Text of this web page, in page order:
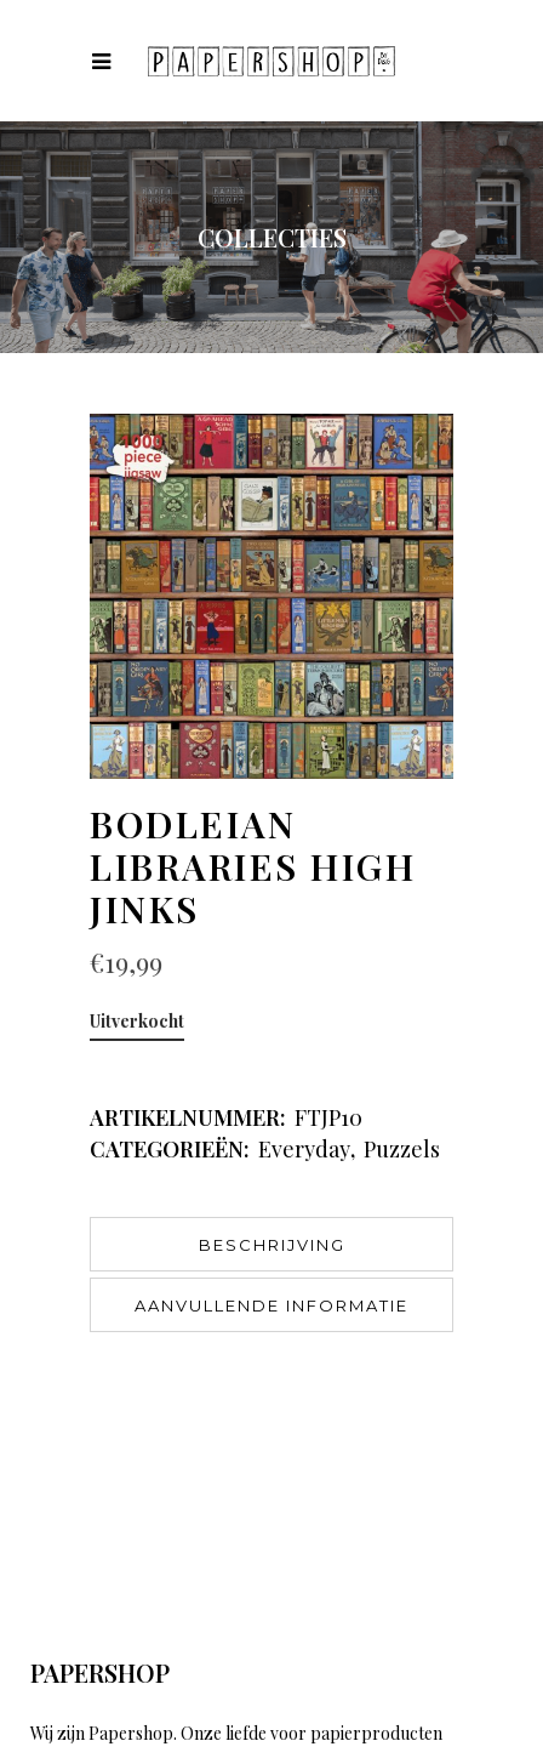
COLLECTIES
BODLEIAN
LIBRARIES HIGH
JINKS
€19,99
Uitverkocht
ARTIKELNUMMER: FTJP10
CATEGORIEËN: Everyday, Puzzels
BESCHRIJVING
AANVULLENDE INFORMATIE
PAPERSHOP
Wij zijn Papershop. Onze liefde voor papierproducten